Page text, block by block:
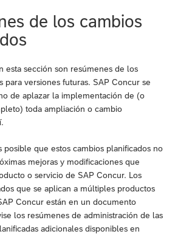
de los cambios
esta sección son resúmenes de los
para versiones futuras. SAP Concur se
de aplazar la implementación de (o
toda ampliación o cambio
posible que estos cambios planificados no
mejoras y modificaciones que
o servicio de SAP Concur. Los
que se aplican a múltiples productos
Concur están en un documento
los resúmenes de administración de las
adicionales disponibles en